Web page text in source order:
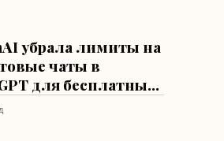
убрала лимиты на
чаты в
для бесплатных